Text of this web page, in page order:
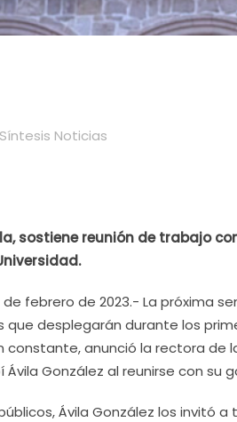
Síntesis Noticias
sostiene reunión de trabajo
de febrero de 2023.- La próxima
desplegarán durante los
anunció la rectora de
Ávila González al reunirse con su
Ávila González los invitó